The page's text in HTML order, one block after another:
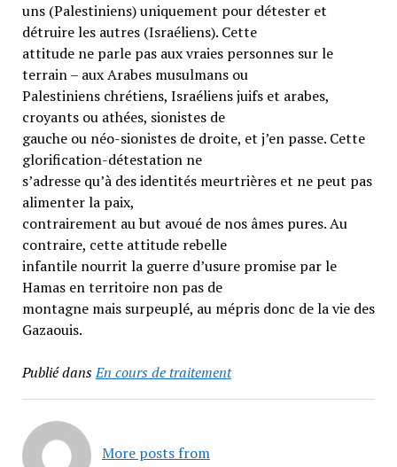
uns (Palestiniens) uniquement pour détester et
détruire les autres (Israéliens). Cette
attitude ne parle pas aux vraies personnes sur le
terrain – aux Arabes musulmans ou
Palestiniens chrétiens, Israéliens juifs et arabes,
croyants ou athées, sionistes de
gauche ou néo-sionistes de droite, et j’en passe. Cette
glorification-détestation ne
s’adresse qu’à des identités meurtrières et ne peut pas
alimenter la paix,
contrairement au but avoué de nos âmes pures. Au
contraire, cette attitude rebelle
infantile nourrit la guerre d’usure promise par le
Hamas en territoire non pas de
montagne mais surpeuplé, au mépris donc de la vie des
Gazaouis.
Publié dansEn cours de traitement
More posts from